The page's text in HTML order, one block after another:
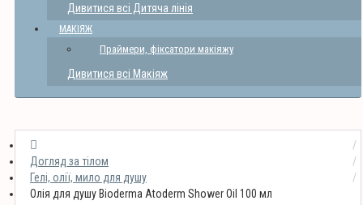
Дивитися всі Дитяча лінія
МАКІЯЖ
Праймери, фіксатори макіяжу
Дивитися всі Макіяж
Догляд за тілом
Гелі, олії, мило для душу
Олія для душу Bioderma Atoderm Shower Oil 100 мл